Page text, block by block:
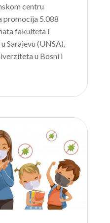
centru
promocija 5.088
fakulteta i
Sarajevu (UNSA),
u Bosni i